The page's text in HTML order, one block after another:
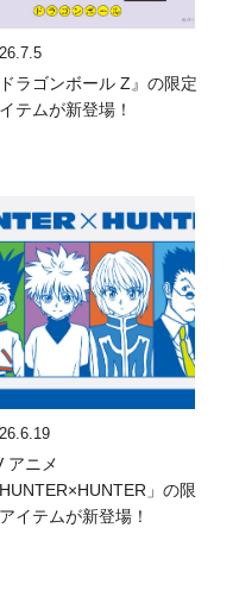
ドラゴンボール Z』の限定
テムが新登場！
アニメ
HUNTER×HUNTER」の限
イテムが新登場！